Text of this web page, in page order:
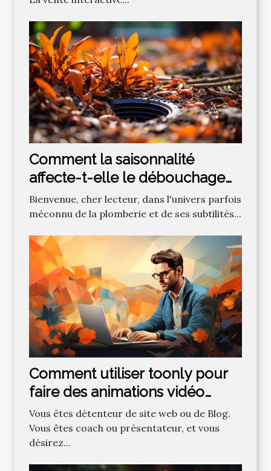
Comment la saisonnalité
affecte-t-elle le débouchage
des canalisations?
Bienvenue, cher lecteur, dans l'univers parfois
méconnu de la plomberie et de ses subtilités...
Comment utiliser toonly pour
faire des animations vidéo
professionnelles ?
Vous êtes détenteur de site web ou de Blog.
Vous êtes coach ou présentateur, et vous
désirez...